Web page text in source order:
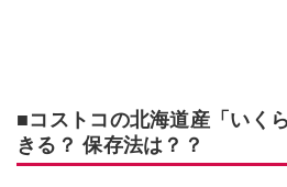
■コストコの北海道産「いく
きる？ 保存法は？？